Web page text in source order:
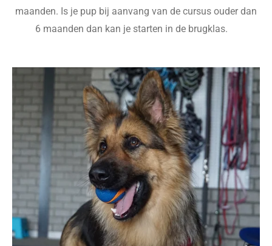
maanden. Is je pup bij aanvang van de cursus ouder dan
6 maanden dan kan je starten in de brugklas.